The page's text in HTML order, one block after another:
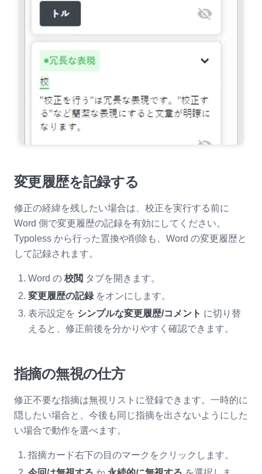
変更履歴を記録する
修正の経緯を残したい場合は、校正を実行する前に
Word 側で変更履歴の記録を有効にしてください。
Typoless から行った置換や削除も、Word の変更履歴と
して記録されます。
Word の 校閲 タブを開きます。
変更履歴の記録 をオンにします。
表示設定を シンプルな変更履歴/コメント に切り替
えると、修正前後を分かりやすく確認できます。
指摘の無視の仕方
修正不要な指摘は無視リストに登録できます。一時的に
隠したい場合と、今後も同じ指摘を出さないようにした
い場合で動作を選べます。
指摘カード右下の目のマークをクリックします。